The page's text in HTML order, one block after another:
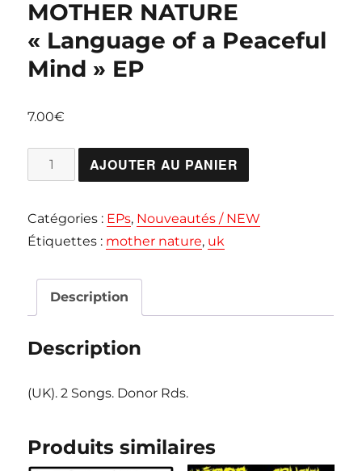
MOTHER NATURE
« Language of a Peaceful
Mind » EP
7.00€
quantité
de
NATURE
"Language
Peaceful
Mind"
AJOUTER AU PANIER
Catégories : EPs, Nouveautés / NEW
Étiquettes : mother nature, uk
Description
Description
(UK). 2 Songs. Donor Rds.
Produits similaires